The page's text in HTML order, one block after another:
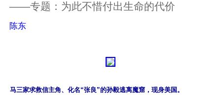
——专题：为此不惜付出生命的代价
陈东
马三家求救信主角、化名“张良”的孙毅逃离魔窟，现身美国。